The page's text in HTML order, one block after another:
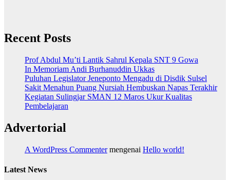
Recent Posts
Prof Abdul Mu’ti Lantik Sahrul Kepala SNT 9 Gowa
In Memoriam Andi Burhanuddin Ukkas
Puluhan Legislator Jeneponto Mengadu di Disdik Sulsel
Sakit Menahun Puang Nursiah Hembuskan Napas Terakhir
Kegiatan Sulingjar SMAN 12 Maros Ukur Kualitas
Pembelajaran
Advertorial
A WordPress Commentermengenai Hello world!
Latest News